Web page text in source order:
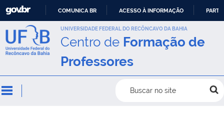
IR
PARA
CONTEÚDO
COMUNICA BR ACESSO À INFORMAÇÃO
UNIVERSIDADE FEDERAL DO RECÔNCAVO DA BAHIA
Centro de Formação de
Professores
Buscar no site